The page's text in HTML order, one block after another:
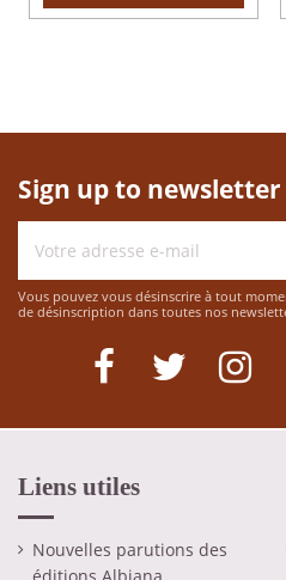
Sign up to newsletter
Vous pouvez vous désinscrire à tout
de désinscription dans toutes nos
Liens utiles
Nouvelles parutions des